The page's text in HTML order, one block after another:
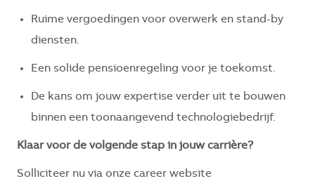
Ruime vergoedingen voor overwerk en stand-by
diensten.
Een solide pensioenregeling voor je toekomst.
De kans om jouw expertise verder uit te bouwen
binnen een toonaangevend technologiebedrijf.
Klaar voor de volgende stap in jouw carrière?
Solliciteer nu via onze career website